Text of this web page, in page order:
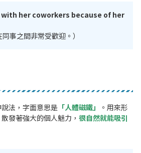
her coworkers because of her
事之間非常受歡迎。）
法，字面意思是 「人體磁鐵」
。用來形
發著強大的個人魅力， 很自然就能吸引